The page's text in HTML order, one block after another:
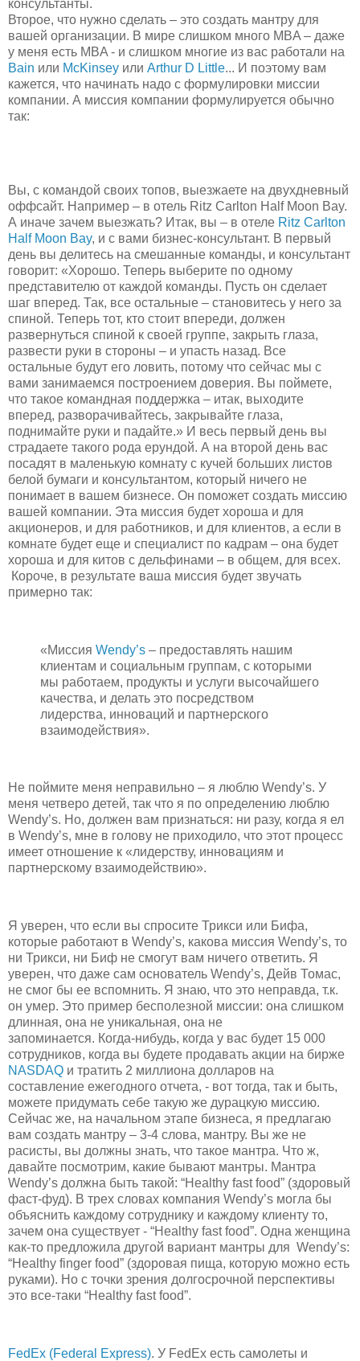
консультанты.
Второе, что нужно сделать – это создать мантру для
вашей организации. В мире слишком много MBA – даже
у меня есть MBA - и слишком многие из вас работали на
Bain или McKinsey или Arthur D Little... И поэтому вам
кажется, что начинать надо с формулировки миссии
компании. А миссия компании формулируется обычно
так:
Вы, с командой своих топов, выезжаете на двухдневный
оффсайт. Например – в отель Ritz Carlton Half Moon Bay.
А иначе зачем выезжать? Итак, вы – в отеле Ritz Carlton
Half Moon Bay, и с вами бизнес-консультант. В первый
день вы делитесь на смешанные команды, и консультант
говорит: «Хорошо. Теперь выберите по одному
представителю от каждой команды. Пусть он сделает
шаг вперед. Так, все остальные – становитесь у него за
спиной. Теперь тот, кто стоит впереди, должен
развернуться спиной к своей группе, закрыть глаза,
развести руки в стороны – и упасть назад. Все
остальные будут его ловить, потому что сейчас мы с
вами занимаемся построением доверия. Вы поймете,
что такое командная поддержка – итак, выходите
вперед, разворачивайтесь, закрывайте глаза,
поднимайте руки и падайте.» И весь первый день вы
страдаете такого рода ерундой. А на второй день вас
посадят в маленькую комнату с кучей больших листов
белой бумаги и консультантом, который ничего не
понимает в вашем бизнесе. Он поможет создать миссию
вашей компании. Эта миссия будет хороша и для
акционеров, и для работников, и для клиентов, а если в
комнате будет еще и специалист по кадрам – она будет
хороша и для китов с дельфинами – в общем, для всех.
Короче, в результате ваша миссия будет звучать
примерно так:
«Миссия Wendy’s – предоставлять нашим
клиентам и социальным группам, с которыми
мы работаем, продукты и услуги высочайшего
качества, и делать это посредством
лидерства, инноваций и партнерского
взаимодействия».
Не поймите меня неправильно – я люблю Wendy’s. У
меня четверо детей, так что я по определению люблю
Wendy’s. Но, должен вам признаться: ни разу, когда я ел
в Wendy’s, мне в голову не приходило, что этот процесс
имеет отношение к «лидерству, инновациям и
партнерскому взаимодействию».
Я уверен, что если вы спросите Трикси или Бифа,
которые работают в Wendy’s, какова миссия Wendy’s, то
ни Трикси, ни Биф не смогут вам ничего ответить. Я
уверен, что даже сам основатель Wendy’s, Дейв Томас,
не смог бы ее вспомнить. Я знаю, что это неправда, т.к.
он умер. Это пример бесполезной миссии: она слишком
длинная, она не уникальная, она не
запоминается. Когда-нибудь, когда у вас будет 15 000
сотрудников, когда вы будете продавать акции на бирже
NASDAQ и тратить 2 миллиона долларов на
составление ежегодного отчета, - вот тогда, так и быть,
можете придумать себе такую же дурацкую миссию.
Сейчас же, на начальном этапе бизнеса, я предлагаю
вам создать мантру – 3-4 слова, мантру. Вы же не
расисты, вы должны знать, что такое мантра. Что ж,
давайте посмотрим, какие бывают мантры. Мантра
Wendy’s должна быть такой: “Healthy fast food” (здоровый
фаст-фуд). В трех словах компания Wendy’s могла бы
объяснить каждому сотруднику и каждому клиенту то,
зачем она существует - “Healthy fast food”. Одна женщина
как-то предложила другой вариант мантры для Wendy’s:
“Healthy finger food” (здоровая пища, которую можно есть
руками). Но с точки зрения долгосрочной перспективы
это все-таки “Healthy fast food”.
FedEx (Federal Express). У FedEx есть самолеты и